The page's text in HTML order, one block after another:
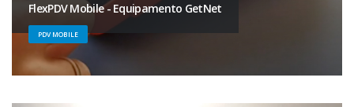
FlexPDV Mobile - Equipamento GetNet
PDV MOBILE